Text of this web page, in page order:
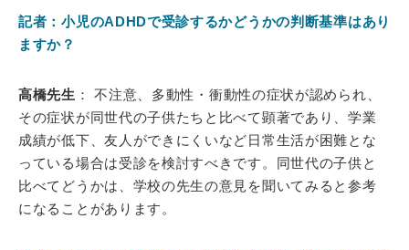
記者：小児のADHDで受診するかどうかの判断基準はあり
ますか？
高橋先生 ： 不注意、多動性・衝動性の症状が認められ、
その症状が同世代の子供たちと比べて顕著であり、学業
成績が低下、友人ができにくいなど日常生活が困難とな
っている場合は受診を検討すべきです。同世代の子供と
比べてどうかは、学校の先生の意見を聞いてみると参考
になることがあります。